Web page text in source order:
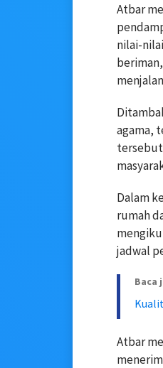
Atbar
nilai-
agama,
Dalam
rumah
jadwal
Baca
Atbar